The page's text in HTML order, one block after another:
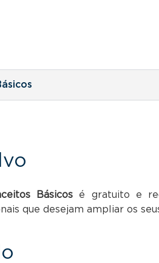
Básicos é gratuito e
que desejam ampliar os